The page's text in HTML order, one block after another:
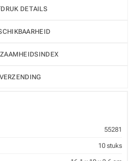
DETAILS
VERZENDING
55281
10 stuks